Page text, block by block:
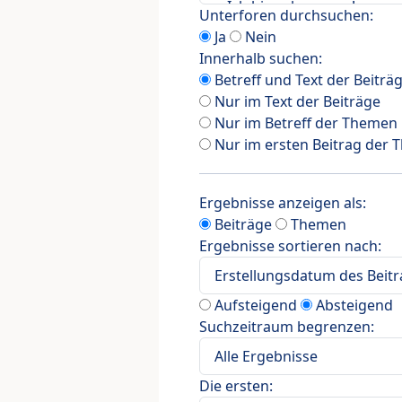
Unterforen durchsuchen:
Ja
Nein
Innerhalb suchen:
Betreff und Text der
Nur im Text der Beiträge
Nur im Betreff der Themen
Nur im ersten Beitrag der
Ergebnisse anzeigen als:
Beiträge
Themen
Ergebnisse sortieren nach:
Aufsteigend
Absteigend
Suchzeitraum begrenzen:
Die ersten: